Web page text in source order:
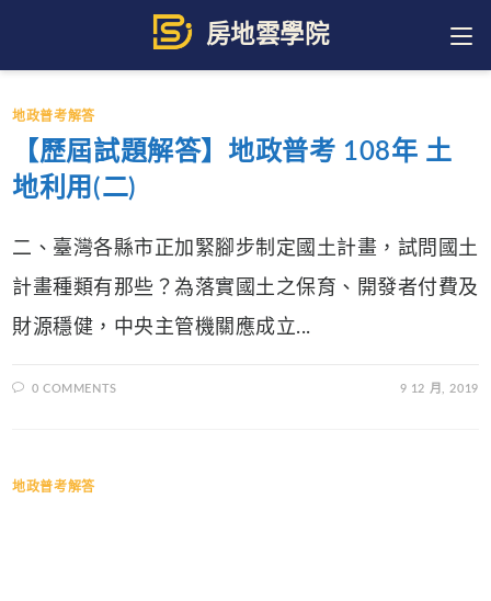
content
地政普考解答
【歷屆試題解答】地政普考 108年 土
地利用(二)
二、臺灣各縣市正加緊腳步制定國土計畫，試問國土
計畫種類有那些？為落實國土之保育、開發者付費及
財源穩健，中央主管機關應成立...
0 COMMENTS 9 12 月, 2019
地政普考解答